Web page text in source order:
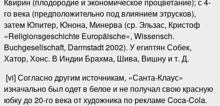
го века (предположительно под влиянием этрусков),
затем Юпитер, Юнона, Минерва (ср. Эльзас, Кристоф
«Religionsgeschichte Europäische», Wissensch.
Buchgesellschaft, Darmstadt 2002). У египтян Собек,
Хатор, Хонс. В Индии Брахма, Шива, Вишну и т. Д.
[vi] Согласно другим источникам, «Санта-Клаус»
изначально был одет в белое и не получал свою красную
юбку до 20-го века от художника по рекламе Coca-Cola.